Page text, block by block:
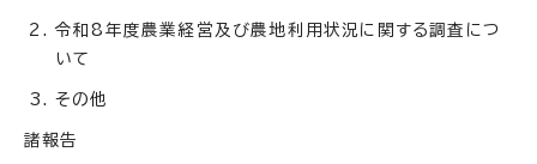
令和8年度農業経営及び農地利用状況に関する調査につ
いて
その他
諸報告